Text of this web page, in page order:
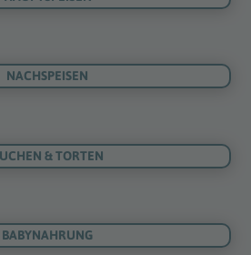
NACHSPEISEN
& TORTEN
BABYNAHRUNG